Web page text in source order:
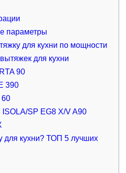
параметры
для кухни по мощности
для кухни
90
390
60
ISOLA/SP EG8 X/V A90
для кухни? ТОП 5 лучших